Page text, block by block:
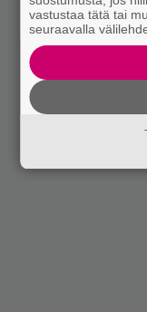
vastustaa tätä tai
seuraavalla